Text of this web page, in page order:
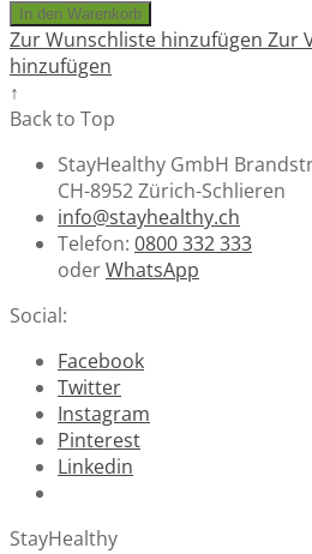
In den Warenkorb
Zur Wunschliste hinzufügen Zur
hinzufügen
↑
Back to Top
StayHealthy GmbH
CH-8952 Zürich-Schlieren
info@stayhealthy.ch
Telefon: 0800 332 333
oderWhatsApp
Social:
Facebook
Twitter
Instagram
Pinterest
Linkedin
StayHealthy